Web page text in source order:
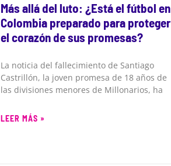
Más allá del luto: ¿Está el fútbol en
Colombia preparado para proteger
el corazón de sus promesas?
La noticia del fallecimiento de Santiago
Castrillón, la joven promesa de 18 años de
las divisiones menores de Millonarios, ha
LEER MÁS »